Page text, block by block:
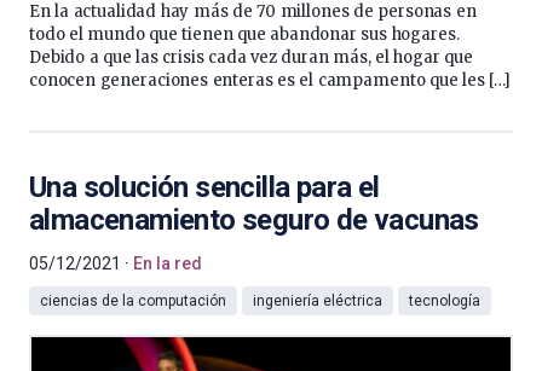
En la actualidad hay más de 70 millones de personas en
todo el mundo que tienen que abandonar sus hogares.
Debido a que las crisis cada vez duran más, el hogar que
conocen generaciones enteras es el campamento que les […]
Una solución sencilla para el
almacenamiento seguro de vacunas
05/12/2021 En la red
ciencias de la computación ingeniería eléctrica tecnología